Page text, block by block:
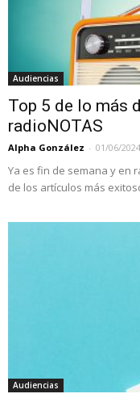
Audiencias
Top 5 de lo más
radioNOTAS
Alpha González - 01/06/2024
Ya es fin de semana y en
de los artículos más
Audiencias